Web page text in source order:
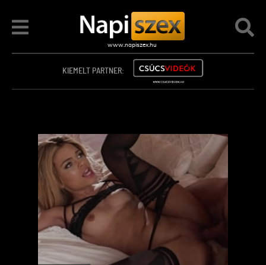
KIEMELT PARTNER: